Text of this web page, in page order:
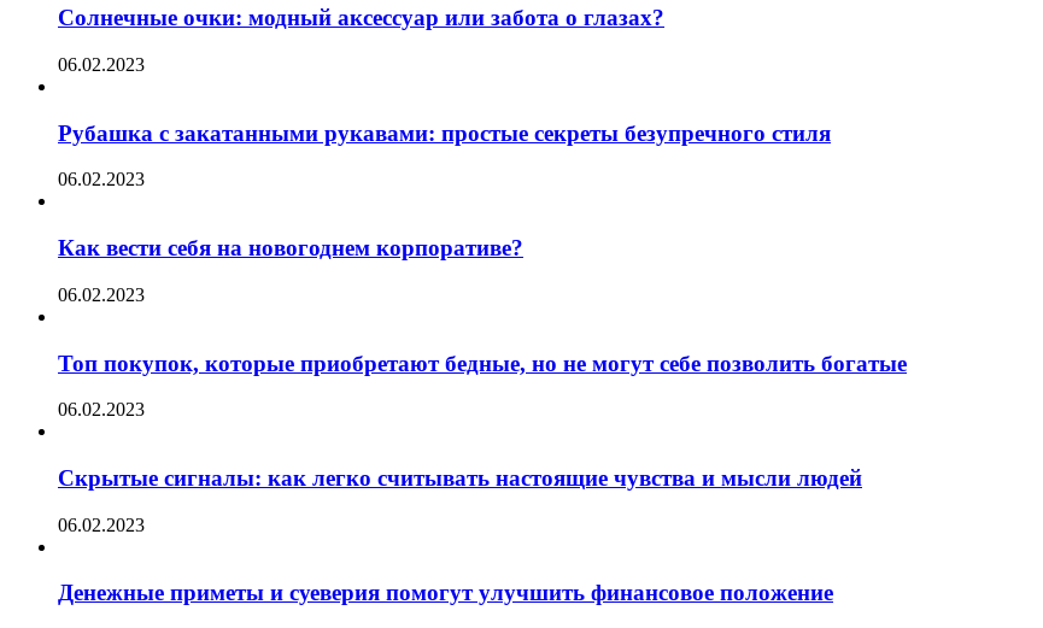
Солнечные очки: модный аксессуар или забота о глазах?
06.02.2023
Рубашка с закатанными рукавами: простые секреты безупречного стиля
06.02.2023
Как вести себя на новогоднем корпоративе?
06.02.2023
Топ покупок, которые приобретают бедные, но не могут себе позволить богатые
06.02.2023
Скрытые сигналы: как легко считывать настоящие чувства и мысли людей
06.02.2023
Денежные приметы и суеверия помогут улучшить финансовое положение